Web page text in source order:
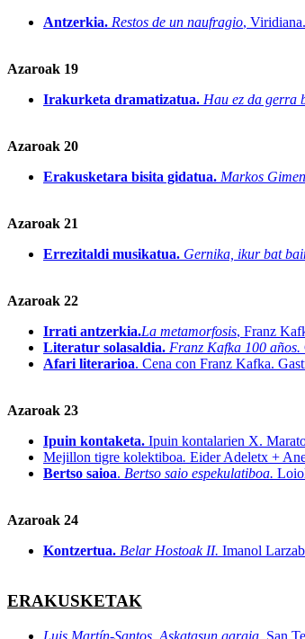
Antzerkia. Restos de un naufragio,
Azaroak 19
Irakurketa dramatizatua. Hau ez da gerra
Azaroak 20
Erakusketara bisita gidatua. Markos
Azaroak 21
Errezitaldi musikatua. Gernika, ikur bat
Azaroak 22
Irrati antzerkia.La metamorfosis, Franz
Literatur solasaldia. Franz Kafka 100 años.
Afari literarioa. Cena con Franz Kafka.
Azaroak 23
Ipuin kontaketa. Ipuin kontalarien X.
Mejillon tigre kolektiboa. Eider Adeletx +
Bertso saioa. Bertso saio espekulatiboa.
Azaroak 24
Kontzertua. Belar Hostoak II. Imanol
ERAKUSKETAK
Luis Martín-Santos. Askatasun garaia. San